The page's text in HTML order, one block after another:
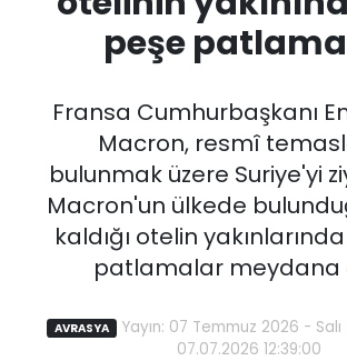
peşe
Fransa Cumhurbaşkanı
Macron, resmî
bulunmak üzere Suriye'yi
Macron'un ülkede
kaldığı otelin
patlamalar meydana
AVRASYA Yayın: 07 Temmuz 2026 -
07.07.2026 12:39:00